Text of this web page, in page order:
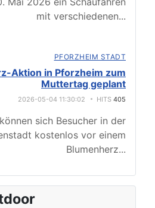
mit verschiedenen...
PFORZHEIM STADT
Aktion in Pforzheim zum
Muttertag geplant
2026-05-04 11:30:02 HITS 405
sich Besucher in der
kostenlos vor einem
Blumenherz...